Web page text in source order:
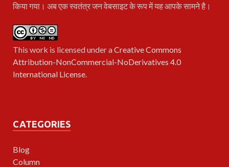
किया गया। अब एक स्वतंत्र जन वेबसाइट के रूप में यह आपके सामने है।
This work is licensed under aCreative Commons
Attribution-NonCommercial-NoDerivatives 4.0
International License.
CATEGORIES
Blog
Column